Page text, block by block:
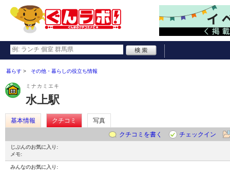
暮らす その他・暮らしの役立ち情報
ミナカミエキ
水上駅
基本情報 クチコミ
写真
クチコミを書く
チェックイン
じぶんのお気に入り:
メモ:
みんなのお気に入り: